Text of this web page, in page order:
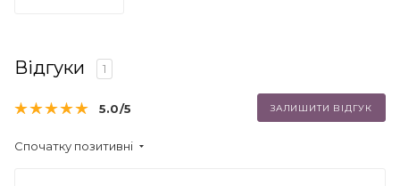
Відгуки 1
5.0/5 ЗАЛИШИТИ ВІДГУК
Спочатку позитивні